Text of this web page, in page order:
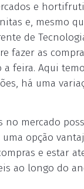
e
e, mesmo
de
fazer as
feira. Aqui
há uma
mercado
opção
e estar
ao longo do